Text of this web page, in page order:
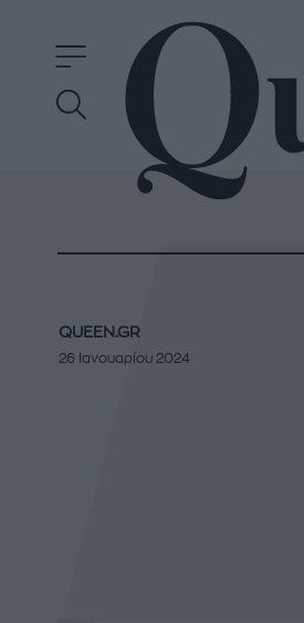
QUEEN.GR
26 Ιανουαρίου 2024